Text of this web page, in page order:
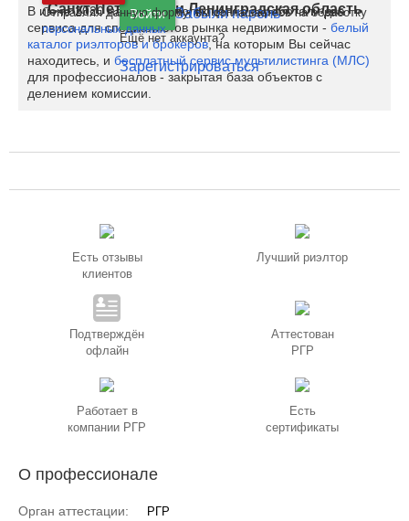
Санкт-Петербург иЛенинградская область
Войти Забыли пароль
Ещё нет аккаунта?
Зарегистрироваться
В июне 2020 на Restate полноценно заработали два
сервиса для специалистов рынка недвижимости - белый
каталог риэлторов и брокеров, на которым Вы сейчас
находитесь, и бесплатный сервис мультилистинга (МЛС)
для профессионалов - закрытая база объектов с
делением комиссии.
Есть отзывы
клиентов
Лучший риэлтор
Подтверждён
офлайн
Аттестован
РГР
Работает в
компании РГР
Есть
сертификаты
О профессионале
Орган аттестации: РГР
Отправляя данную форму, вы соглашаетесь на обработку
персональных данных